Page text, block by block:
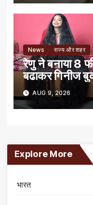
News राज्य और शहर
रेणु ने बनाया 8
बढाकर गिनीज
AUG 9, 2026
Explore More
भारत